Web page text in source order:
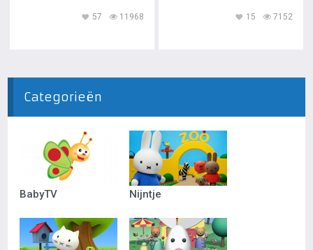
11968
57 7152
15
Categorieën
BabyTV Nijntje